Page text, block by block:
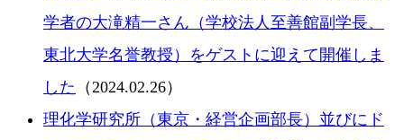
学者の大滝精一さん（学校法人至善館副学長、
東北大学名誉教授）をゲストに迎えて開催しま
した （2024.02.26）
理化学研究所（東京・経営企画部長）並びにド